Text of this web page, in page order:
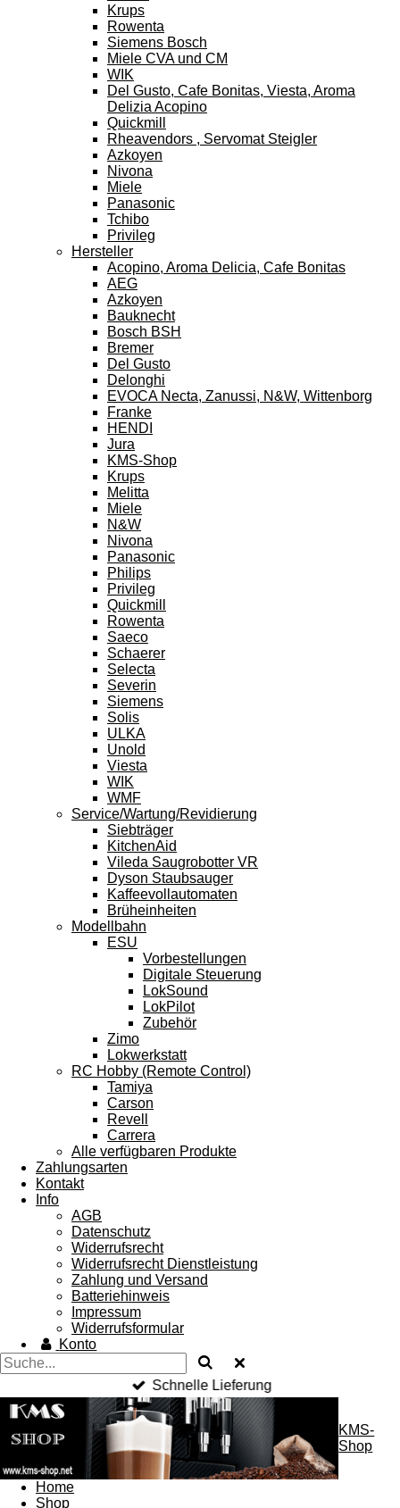
Krups
Rowenta
Siemens Bosch
Miele CVA und CM
WIK
Del Gusto, Cafe Bonitas, Viesta, Aroma
Delizia Acopino
Quickmill
Rheavendors , Servomat Steigler
Azkoyen
Nivona
Miele
Panasonic
Tchibo
Privileg
Hersteller
Acopino, Aroma Delicia, Cafe Bonitas
AEG
Azkoyen
Bauknecht
Bosch BSH
Bremer
Del Gusto
Delonghi
EVOCA Necta, Zanussi, N&W, Wittenborg
Franke
HENDI
Jura
KMS-Shop
Krups
Melitta
Miele
N&W
Nivona
Panasonic
Philips
Privileg
Quickmill
Rowenta
Saeco
Schaerer
Selecta
Severin
Siemens
Solis
ULKA
Unold
Viesta
WIK
WMF
Service/Wartung/Revidierung
Siebträger
KitchenAid
Vileda Saugrobotter VR
Dyson Staubsauger
Kaffeevollautomaten
Brüheinheiten
Modellbahn
ESU
Vorbestellungen
Digitale Steuerung
LokSound
LokPilot
Zubehör
Zimo
Lokwerkstatt
RC Hobby (Remote Control)
Tamiya
Carson
Revell
Carrera
Alle verfügbaren Produkte
Zahlungsarten
Kontakt
Info
AGB
Datenschutz
Widerrufsrecht
Widerrufsrecht Dienstleistung
Zahlung und Versand
Batteriehinweis
Impressum
Widerrufsformular
Konto
Schnelle Lieferung
KMS-
Shop
Home
Shop